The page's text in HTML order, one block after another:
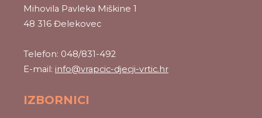
Mihovila Pavleka Miškine 1
48 316 Đelekovec
Telefon: 048/831-492
E-mail: info@vrapcic-djecji-vrtic.hr
IZBORNICI